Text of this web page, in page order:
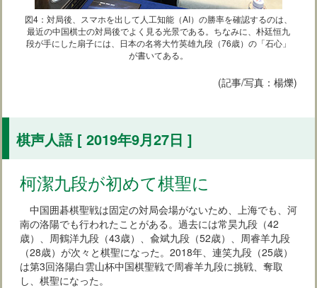
図4：対局後、スマホを出して人工知能（AI）の勝率を確認するのは、
最近の中国棋士の対局後でよく見る光景である。ちなみに、朴廷恒九
段が手にした扇子には、日本の名将大竹英雄九段（76歳）の「石心」
が書いてある。
(記事/写真：楊爍)
棋声人語 [ 2019年9月27日 ]
柯潔九段が初めて棋聖に
中国囲碁棋聖戦は固定の対局会場がないため、上海でも、河
南の洛陽でも行われたことがある。過去には常昊九段（42
歳）、周鶴洋九段（43歳）、兪斌九段（52歳）、周睿羊九段
（28歳）が次々と棋聖になった。2018年、連笑九段（25歳）
は第3回洛陽白雲山杯中国棋聖戦で周睿羊九段に挑戦、奪取
し、棋聖になった。